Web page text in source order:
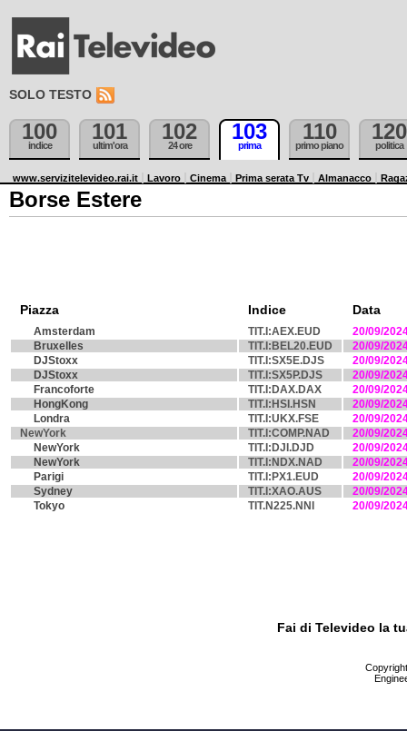
SOLO TESTO
100
indice
101
ultim'ora
102
24 ore
103
prima
110
primo piano
120
politica
www.servizitelevideo.rai.it Lavoro Cinema Prima serata Tv Almanacco
Borse Estere
Piazza Indice Data
Amsterdam TIT.I:AEX.EUD
20/09/
Bruxelles
TIT.I:BEL20.EUD
20/09/
DJStoxx
TIT.I:SX5E.DJS
20/09/
DJStoxx
TIT.I:SX5P.DJS
20/09/
Francoforte
TIT.I:DAX.DAX
20/09/
HongKong
TIT.I:HSI.HSN
20/09/
Londra
TIT.I:UKX.FSE
20/09/
NewYork
TIT.I:COMP.NAD
20/09/
NewYork
TIT.I:DJI.DJD
20/09/
NewYork
TIT.I:NDX.NAD
20/09/
Parigi
TIT.I:PX1.EUD
20/09/
Sydney
TIT.I:XAO.AUS
20/09/
Tokyo
TIT.N225.NNI 20/09/
Fai di Televideo la